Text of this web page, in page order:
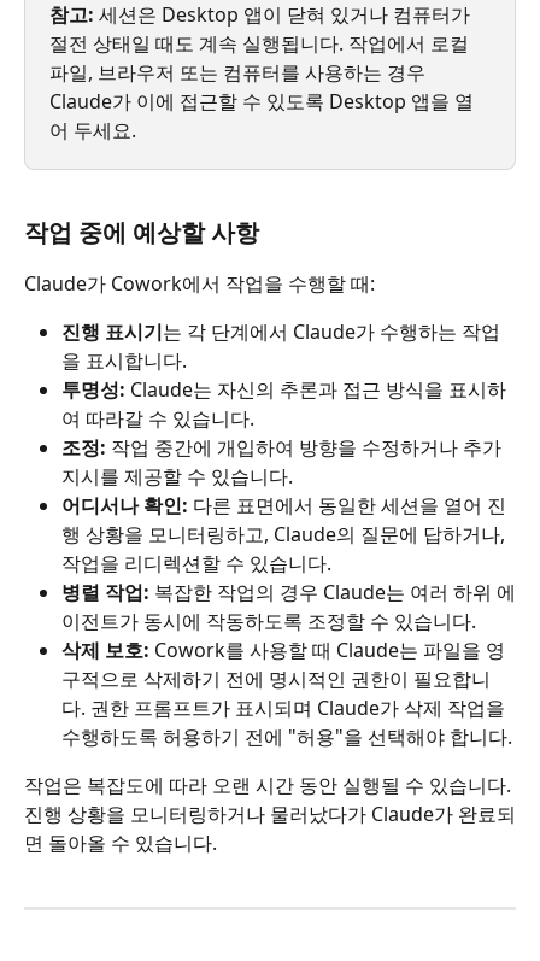
참고: 세션은 Desktop 앱이 닫혀 있거나 컴퓨터가
절전 상태일 때도 계속 실행됩니다. 작업에서 로컬
파일, 브라우저 또는 컴퓨터를 사용하는 경우
Claude가 이에 접근할 수 있도록 Desktop 앱을 열
어 두세요.
작업 중에 예상할 사항
Claude가 Cowork에서 작업을 수행할 때:
진행 표시기는 각 단계에서 Claude가 수행하는 작업
을 표시합니다.
투명성: Claude는 자신의 추론과 접근 방식을 표시하
여 따라갈 수 있습니다.
조정: 작업 중간에 개입하여 방향을 수정하거나 추가
지시를 제공할 수 있습니다.
어디서나 확인: 다른 표면에서 동일한 세션을 열어 진
행 상황을 모니터링하고, Claude의 질문에 답하거나,
작업을 리디렉션할 수 있습니다.
병렬 작업: 복잡한 작업의 경우 Claude는 여러 하위 에
이전트가 동시에 작동하도록 조정할 수 있습니다.
삭제 보호: Cowork를 사용할 때 Claude는 파일을 영
구적으로 삭제하기 전에 명시적인 권한이 필요합니
다. 권한 프롬프트가 표시되며 Claude가 삭제 작업을
수행하도록 허용하기 전에 "허용"을 선택해야 합니다.
작업은 복잡도에 따라 오랜 시간 동안 실행될 수 있습니다.
진행 상황을 모니터링하거나 물러났다가 Claude가 완료되
면 돌아올 수 있습니다.